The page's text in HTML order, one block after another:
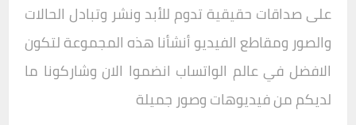
على صداقات حقيقية تدوم للأبد ونشر وتبادل الحالات
والصور ومقاطع الفيديو أنشأنا هذه المجموعة لتكون
الافضل في عالم الواتساب انضموا الان وشاركونا ما
لديكم من فيديوهات وصور جميلة